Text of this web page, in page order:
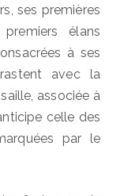
ses premières
élans
à ses
avec la
associée à
celle des
par le